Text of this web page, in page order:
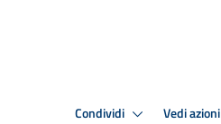
Condividi Vedi azioni